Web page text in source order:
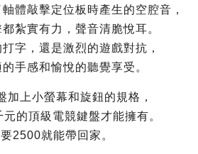
體敲擊定位板時產生的空腔音，
紮實有力，聲音清脆悅耳。
字，還是激烈的遊戲對抗，
手感和愉悅的聽覺享受。
加上小螢幕和旋鈕的規格，
的頂級電競鍵盤才能擁有。
2500就能帶回家。